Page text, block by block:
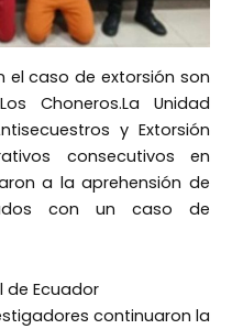
el caso de extorsión son
Choneros.La Unidad
y Extorsión
consecutivos en
a la aprehensión de
con un caso de
de Ecuador
continuaron la